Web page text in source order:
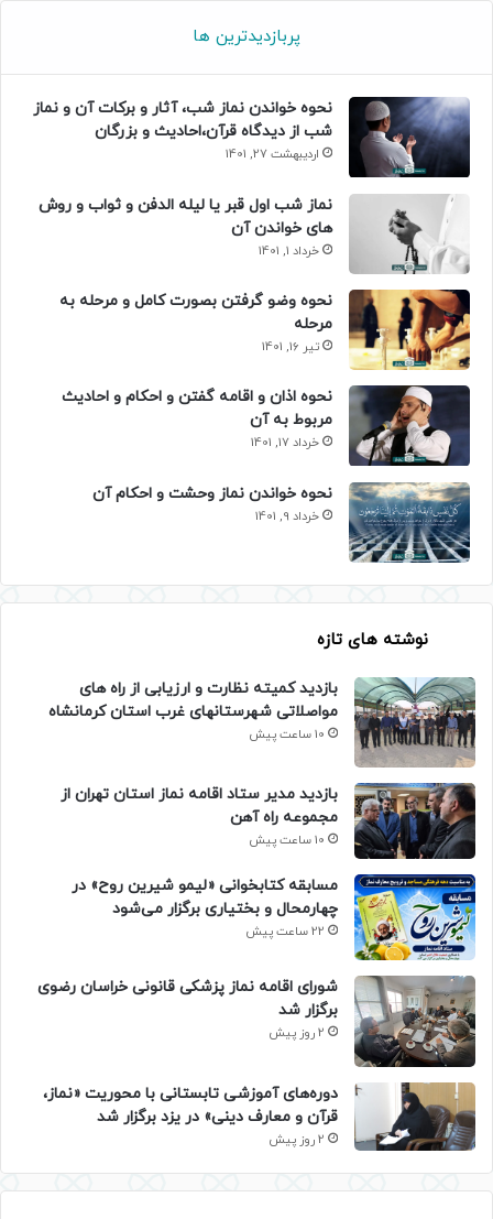
پربازدیدترین ها
نحوه خواندن نماز شب، آثار و برکات آن و نماز
شب از دیدگاه قرآن،احادیث و بزرگان
اردیبهشت 27, 1401
نماز شب اول قبر یا لیله الدفن و ثواب و روش
های خواندن آن
خرداد 1, 1401
نحوه وضو گرفتن بصورت کامل و مرحله به
مرحله
تیر 16, 1401
نحوه اذان و اقامه گفتن و احکام و احادیث
مربوط به آن
خرداد 17, 1401
نحوه خواندن نماز وحشت و احکام آن
خرداد 9, 1401
نوشته های تازه
بازدید کمیته نظارت و ارزیابی از راه های
مواصلاتی شهرستانهای غرب استان کرمانشاه
10 ساعت پیش
بازدید مدیر ستاد اقامه نماز استان تهران از
مجموعه راه آهن
10 ساعت پیش
مسابقه کتابخوانی «لیمو شیرین روح» در
چهارمحال و بختیاری برگزار می‌شود
22 ساعت پیش
شورای اقامه نماز پزشکی قانونی خراسان رضوی
برگزار شد
2 روز پیش
دوره‌های آموزشی تابستانی با محوریت «نماز،
قرآن و معارف دینی» در یزد برگزار شد
2 روز پیش